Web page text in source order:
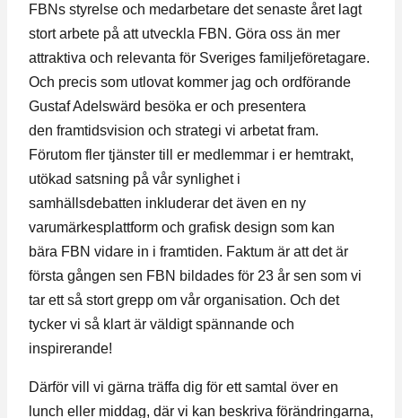
FBNs styrelse och medarbetare det senaste året lagt
stort arbete på att utveckla FBN. Göra oss än mer
attraktiva och relevanta för Sveriges familjeföretagare.
Och precis som utlovat kommer jag och ordförande
Gustaf Adelswärd besöka er och presentera
den framtidsvision och strategi vi arbetat fram.
Förutom fler tjänster till er medlemmar i er hemtrakt,
utökad satsning på vår synlighet i
samhällsdebatten inkluderar det även en ny
varumärkesplattform och grafisk design som kan
bära FBN vidare in i framtiden. Faktum är att det är
första gången sen FBN bildades för 23 år sen som vi
tar ett så stort grepp om vår organisation. Och det
tycker vi så klart är väldigt spännande och
inspirerande!
Därför vill vi gärna träffa dig för ett samtal över en
lunch eller middag, där vi kan beskriva förändringarna,